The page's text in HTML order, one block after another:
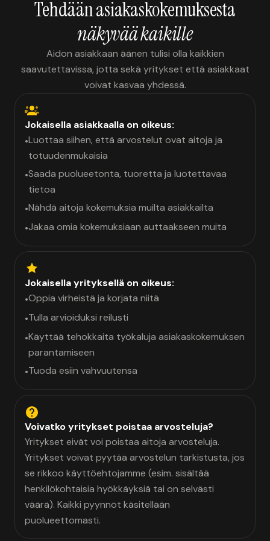
Tehdään asiakaskokemuksesta
näkyvää kaikille
Aidon asiakkaan äänen tulisi olla kaikkien
saavutettavissa, jotta sekä yritykset että asiakkaat
voivat kasvaa yhdessä.
Jokaisella asiakkaalla on oikeus:
•Luottaa siihen, että arvostelut ovat aitoja ja
totuudenmukaisia
•Saada puolueetonta, tuoretta ja luotettavaa
tietoa
•Nähdä aitoja kokemuksia muilta asiakkailta
•Jakaa omia kokemuksiaan auttaakseen muita
Jokaisella yrityksellä on oikeus:
•Oppia virheistä ja korjata niitä
•Tulla arvioiduksi reilusti
•Käyttää tehokkaita työkaluja asiakaskokemuksen
parantamiseen
•Tuoda esiin vahvuutensa
Voivatko yritykset poistaa arvosteluja?
Yritykset eivät voi poistaa aitoja arvosteluja.
Yritykset voivat pyytää arvostelun tarkistusta, jos
se rikkoo käyttöehtojamme (esim. sisältää
henkilökohtaisia hyökkäyksiä tai on selvästi
väärä). Kaikki pyynnöt käsitellään
puolueettomasti.